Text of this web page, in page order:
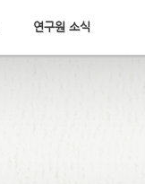
연구원 소식